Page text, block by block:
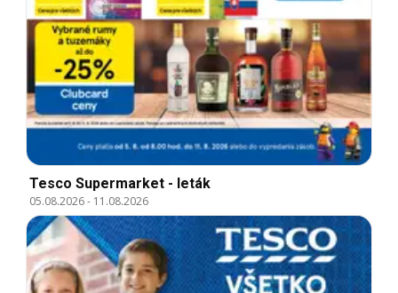
Tesco Supermarket - leták
05.08.2026- 11.08.2026